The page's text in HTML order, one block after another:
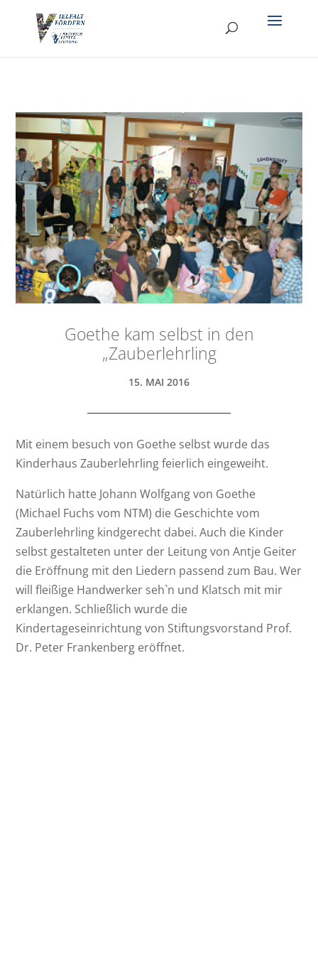
Goethe kam selbst in den
„Zauberlehrling
15. MAI 2016
Mit einem besuch von Goethe selbst wurde das
Kinderhaus Zauberlehrling feierlich eingeweiht.
Natürlich hatte Johann Wolfgang von Goethe
(Michael Fuchs vom NTM) die Geschichte vom
Zauberlehrling kindgerecht dabei. Auch die Kinder
selbst gestalteten unter der Leitung von Antje Geiter
die Eröffnung mit den Liedern passend zum Bau. Wer
will fleißige Handwerker seh`n und Klatsch mit mir
erklangen. Schließlich wurde die
Kindertageseinrichtung von Stiftungsvorstand Prof.
Dr. Peter Frankenberg eröffnet.